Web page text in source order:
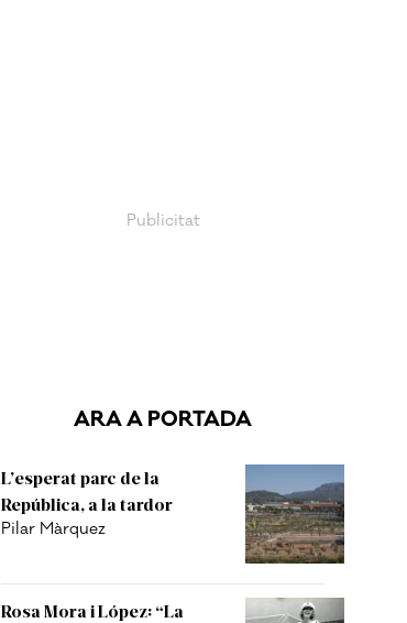
ARA A PORTADA
L’esperat parc de la
República, a la tardor
Pilar Màrquez
Rosa Mora i López: “La